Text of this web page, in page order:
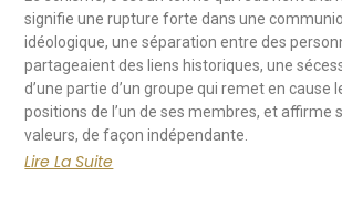
signifie une rupture forte dans une
idéologique, une séparation entre des
partageaient des liens historiques, une
d’une partie d’un groupe qui remet en cause
positions de l’un de ses membres, et affirme
valeurs, de façon indépendante.
Lire La Suite